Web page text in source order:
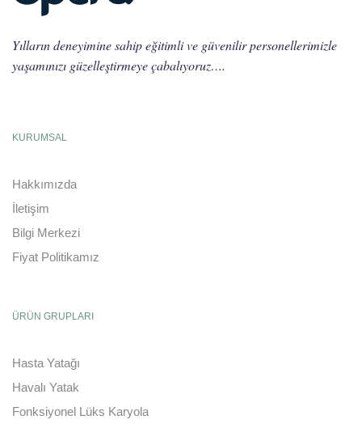
Yılların deneyimine sahip eğitimli ve güvenilir personellerimizle
yaşamınızı güzelleştirmeye çabalıyoruz….
KURUMSAL
Hakkımızda
İletişim
Bilgi Merkezi
Fiyat Politikamız
ÜRÜN GRUPLARI
Hasta Yatağı
Havalı Yatak
Fonksiyonel Lüks Karyola